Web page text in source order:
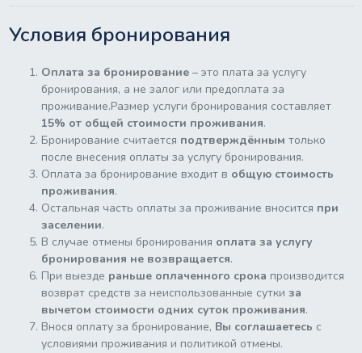
Условия бронирования
Оплата за бронирование– это плата за услугу
бронирования, а не залог или предоплата за
проживание.Размер услуги бронирования составляет
15% от общей стоимости проживания.
Бронирование считается подтверждённым только
после внесения оплаты за услугу бронирования.
Оплата за бронирование входит в общую стоимость
проживания.
Остальная часть оплаты за проживание вносится при
заселении.
В случае отмены бронирования оплата за услугу
бронирования не возвращается.
При выезде раньше оплаченного срока производится
возврат средств за неиспользованные сутки за
вычетом стоимости одних суток проживания.
Внося оплату за бронирование, Вы соглашаетесь с
условиями проживания и политикой отмены.